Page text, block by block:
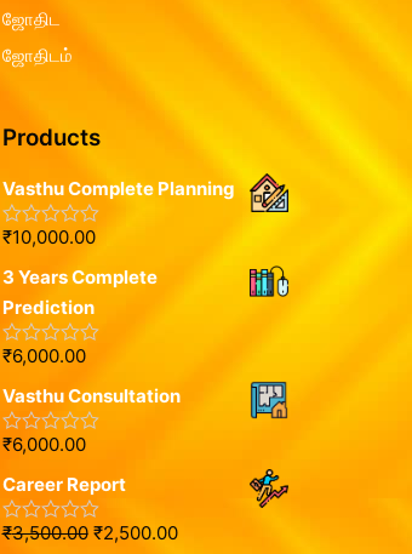
ஜோதிட
ஜோதிடம்
Products
Vasthu Complete Planning
R
t
d
0
o
u
t
o
f
5
₹10,000.00
3 Years Complete
Prediction
R
t
e
d
0
u
t
o
f
₹6,000.00
Vasthu Consultation
R
t
e
d
0
₹6,000.00
Career Report
R
₹3,500.00 ₹2,500.00